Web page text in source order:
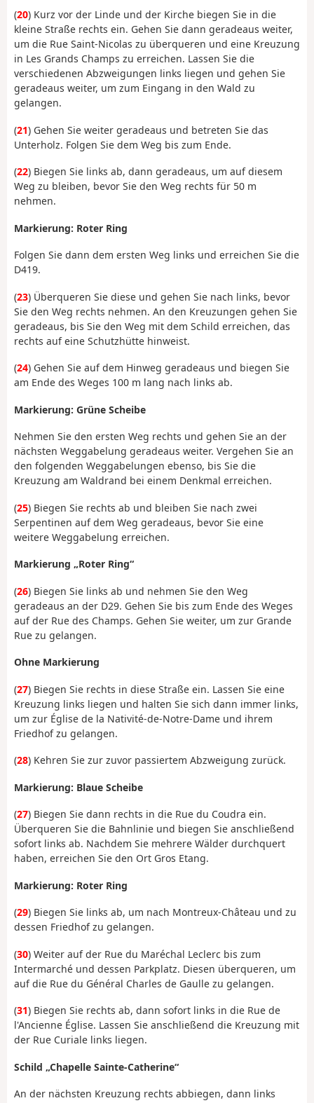
(20) Kurz vor der Linde und der Kirche biegen Sie in die
kleine Straße rechts ein. Gehen Sie dann geradeaus weiter,
um die Rue Saint-Nicolas zu überqueren und eine Kreuzung
in Les Grands Champs zu erreichen. Lassen Sie die
verschiedenen Abzweigungen links liegen und gehen Sie
geradeaus weiter, um zum Eingang in den Wald zu
gelangen.
(21) Gehen Sie weiter geradeaus und betreten Sie das
Unterholz. Folgen Sie dem Weg bis zum Ende.
(22) Biegen Sie links ab, dann geradeaus, um auf diesem
Weg zu bleiben, bevor Sie den Weg rechts für 50 m
nehmen.
Markierung: Roter Ring
Folgen Sie dann dem ersten Weg links und erreichen Sie die
D419.
(23) Überqueren Sie diese und gehen Sie nach links, bevor
Sie den Weg rechts nehmen. An den Kreuzungen gehen Sie
geradeaus, bis Sie den Weg mit dem Schild erreichen, das
rechts auf eine Schutzhütte hinweist.
(24) Gehen Sie auf dem Hinweg geradeaus und biegen Sie
am Ende des Weges 100 m lang nach links ab.
Markierung: Grüne Scheibe
Nehmen Sie den ersten Weg rechts und gehen Sie an der
nächsten Weggabelung geradeaus weiter. Vergehen Sie an
den folgenden Weggabelungen ebenso, bis Sie die
Kreuzung am Waldrand bei einem Denkmal erreichen.
(25) Biegen Sie rechts ab und bleiben Sie nach zwei
Serpentinen auf dem Weg geradeaus, bevor Sie eine
weitere Weggabelung erreichen.
Markierung „Roter Ring“
(26) Biegen Sie links ab und nehmen Sie den Weg
geradeaus an der D29. Gehen Sie bis zum Ende des Weges
auf der Rue des Champs. Gehen Sie weiter, um zur Grande
Rue zu gelangen.
Ohne Markierung
(27) Biegen Sie rechts in diese Straße ein. Lassen Sie eine
Kreuzung links liegen und halten Sie sich dann immer links,
um zur Église de la Nativité-de-Notre-Dame und ihrem
Friedhof zu gelangen.
(28) Kehren Sie zur zuvor passiertem Abzweigung zurück.
Markierung: Blaue Scheibe
(27) Biegen Sie dann rechts in die Rue du Coudra ein.
Überqueren Sie die Bahnlinie und biegen Sie anschließend
sofort links ab. Nachdem Sie mehrere Wälder durchquert
haben, erreichen Sie den Ort Gros Etang.
Markierung: Roter Ring
(29) Biegen Sie links ab, um nach Montreux-Château und zu
dessen Friedhof zu gelangen.
(30) Weiter auf der Rue du Maréchal Leclerc bis zum
Intermarché und dessen Parkplatz. Diesen überqueren, um
auf die Rue du Général Charles de Gaulle zu gelangen.
(31) Biegen Sie rechts ab, dann sofort links in die Rue de
l'Ancienne Église. Lassen Sie anschließend die Kreuzung mit
der Rue Curiale links liegen.
Schild „Chapelle Sainte-Catherine“
An der nächsten Kreuzung rechts abbiegen, dann links